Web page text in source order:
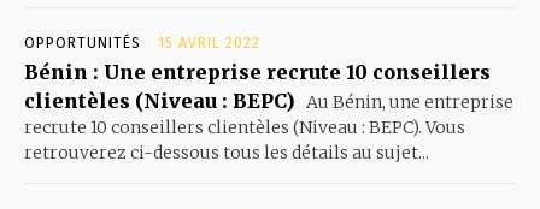
OPPORTUNITÉS 15 AVRIL 2022
Bénin : Une entreprise recrute 10 conseillers
clientèles (Niveau : BEPC) Au Bénin, une entreprise
recrute 10 conseillers clientèles (Niveau : BEPC). Vous
retrouverez ci-dessous tous les détails au sujet...